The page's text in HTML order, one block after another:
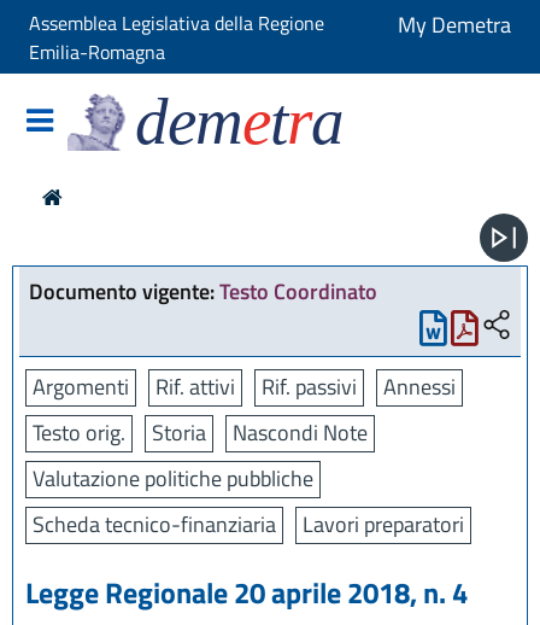
Assemblea Legislativa della Regione
Emilia-Romagna
My Demetra
demetra
Documento vigente:Testo Coordinato
Argomenti Rif. attivi Rif. passivi
Annessi
Testo orig.
Storia
Nascondi Note
Valutazione politiche pubbliche
Scheda tecnico-finanziaria
Lavori preparatori
Legge Regionale 20 aprile 2018, n. 4